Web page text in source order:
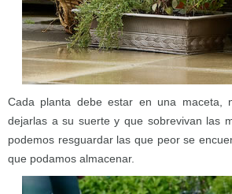
Cada planta debe estar en una maceta,
dejarlas a su suerte y que sobrevivan las
podemos resguardar las que peor se
que podamos almacenar.